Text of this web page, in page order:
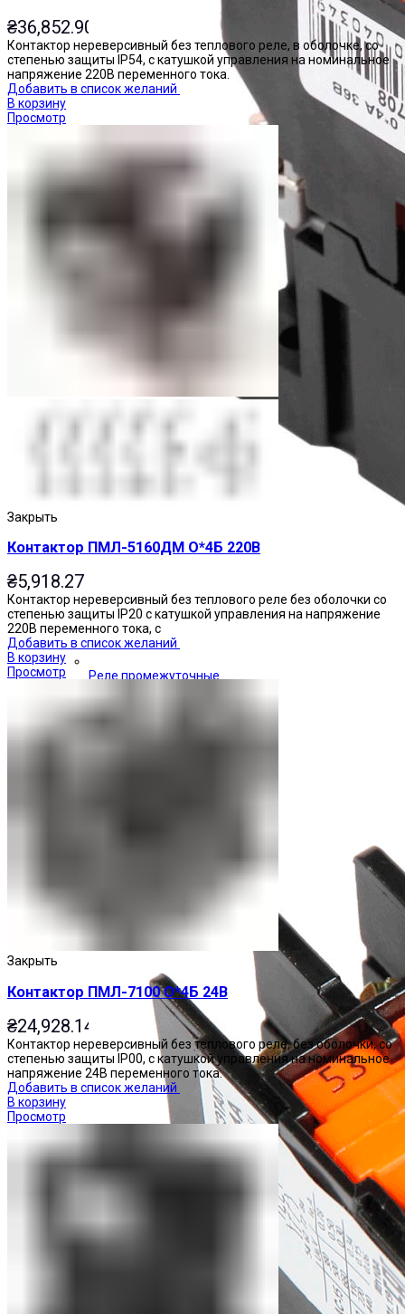
Реле промежуточные
₴36,852.90
Контактор нереверсивный без теплового реле, в оболочке, со
степенью защиты IP54, с катушкой управления на номинальное
напряжение 220В переменного тока.
Добавить в список желаний
В корзину
Просмотр
Закрыть
Контактор ПМЛ-5160ДМ О*4Б 220В
₴5,918.27
Контактор нереверсивный без теплового реле без оболочки со
степенью защиты IP20 с катушкой управления на напряжение
220В переменного тока, с
Добавить в список желаний
В корзину
Просмотр
Закрыть
Контактор ПМЛ-7100 О*4Б 24В
₴24,928.14
Контактор нереверсивный без теплового реле, без оболочки, со
степенью защиты IP00, с катушкой управления на номинальное
напряжение 24В переменного тока.
Добавить в список желаний
В корзину
Просмотр